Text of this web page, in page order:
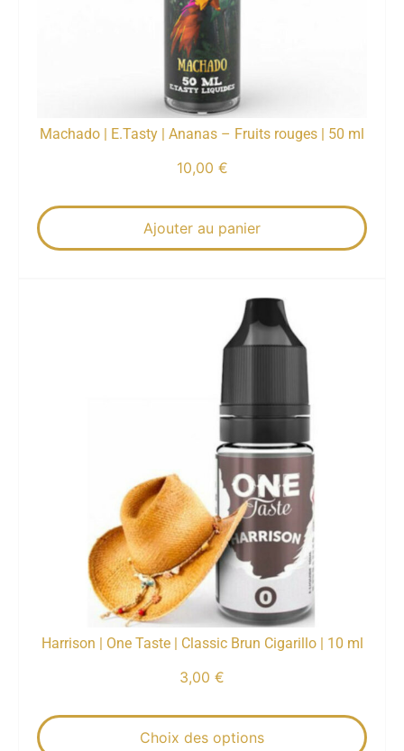
Machado | E.Tasty | Ananas – Fruits rouges | 50 ml
10,00 €
Ajouter au panier
Harrison | One Taste | Classic Brun Cigarillo | 10 ml
3,00 €
Choix des options